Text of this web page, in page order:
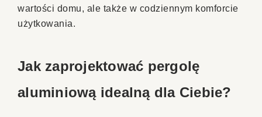
wartości domu, ale także w codziennym komforcie
użytkowania.
Jak zaprojektować pergolę
aluminiową idealną dla Ciebie?